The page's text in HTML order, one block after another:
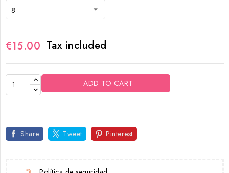
€15.00 Tax included
ADD TO CART
Share Tweet Pinterest